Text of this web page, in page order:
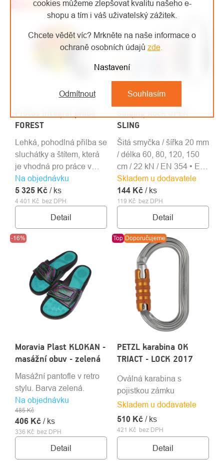
cookies můžeme zlepšovat kvalitu našeho e-
shopu a tím i váš uživatelský zážitek.
Chcete vědět víc? Mrkněte na naše informace o
ochraně osobních údajů zde.
Nastavení
Odmítnout Souhlasím
Doporučujeme
FOREST
Na objednávku
4 401 Kč bez DPH
5 325 Kč / ks
Detail
Lehká, pohodlná přilba se
sluchátky a štítem, která
je vhodná pro práce v
lese a práce s motorovou
pilou.
SLING
Skladem u dodavatele
119 Kč bez DPH
144 Kč / ks
Detail
Šitá smyčka / šířka 20 mm
/ délka 60, 80, 120, 150
cm / 22 kN / EN 354 • EN
566 • EN 795B
-16%
Moravia Plast KLOKAN -
masážní obuv - zelená
Na objednávku
336 Kč bez DPH
485 Kč
406 Kč / ks
Detail
Masážní pantofle v retro
stylu. Barva zelená.
Top Doporučujeme
PETZL karabina OK
TRIACT - LOCK 2017
Skladem u dodavatele
421 Kč bez DPH
510 Kč / ks
Detail
Oválná karabina s
pojistkou zámku